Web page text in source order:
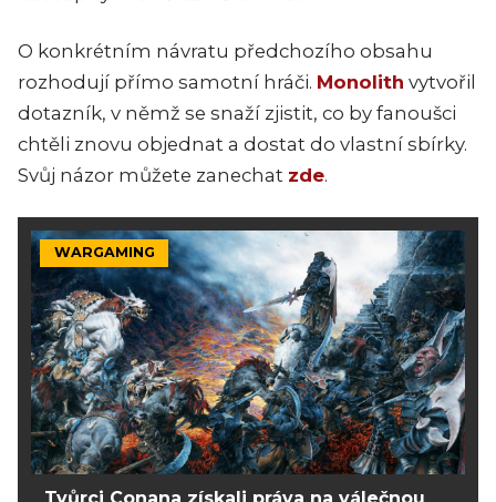
O konkrétním návratu předchozího obsahu
rozhodují přímo samotní hráči. Monolith vytvořil
dotazník, v němž se snaží zjistit, co by fanoušci
chtěli znovu objednat a dostat do vlastní sbírky.
Svůj názor můžete zanechat zde.
WARGAMING